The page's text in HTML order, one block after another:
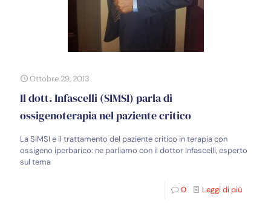
Ottobre 29, 2013
Il dott. Infascelli (SIMSI) parla di
ossigenoterapia nel paziente critico
La SIMSI e il trattamento del paziente critico in terapia con
ossigeno iperbarico: ne parliamo con il dottor Infascelli, esperto
sul tema
0 Leggi di più